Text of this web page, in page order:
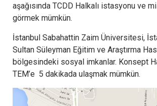
aşağısında TCDD Halkalı istasyonu ve
görmek mümkün.
İstanbul Sabahattin Zaim Üniversitesi,
Sultan Süleyman Eğitim ve Araştırma
bölgesindeki sosyal imkanlar. Konsept
TEM’e 5 dakikada ulaşmak mümkün.